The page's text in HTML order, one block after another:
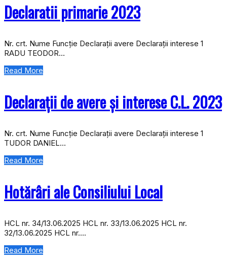
Declaratii primarie 2023
Nr. crt. Nume Funcție Declarații avere Declarații interese 1
RADU TEODOR…
Read More
Declarații de avere și interese C.L. 2023
Nr. crt. Nume Funcție Declarații avere Declarații interese 1
TUDOR DANIEL…
Read More
Hotărâri ale Consiliului Local
HCL nr. 34/13.06.2025 HCL nr. 33/13.06.2025 HCL nr.
32/13.06.2025 HCL nr….
Read More